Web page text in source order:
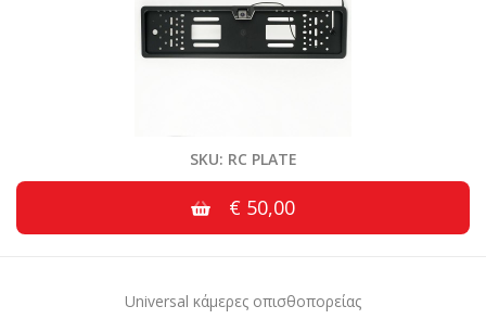
SKU: RC PLATE
€ 50,00
Universal κάμερες οπισθοπορείας